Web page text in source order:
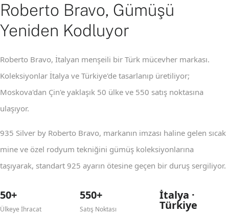
Roberto Bravo, Gümüşü
Yeniden Kodluyor
Roberto Bravo, İtalyan menşeili bir Türk mücevher markası.
Koleksiyonlar İtalya ve Türkiye'de tasarlanıp üretiliyor;
Moskova'dan Çin'e yaklaşık 50 ülke ve 550 satış noktasına
ulaşıyor.
935 Silver by Roberto Bravo, markanın imzası haline gelen sıcak
mine ve özel rodyum tekniğini gümüş koleksiyonlarına
taşıyarak, standart 925 ayarın ötesine geçen bir duruş sergiliyor.
50+
Ülkeye İhracat
550+
Satış Noktası
İtalya ·
Türkiye